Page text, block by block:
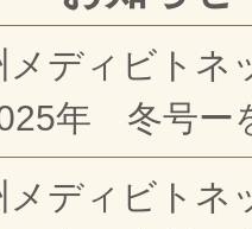
メディビトネ
年 冬号ー
メディビトネ